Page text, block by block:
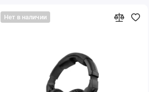
Нет в наличии